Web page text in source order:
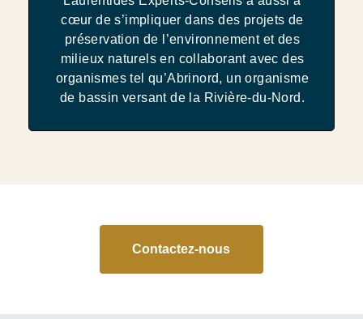
cœur de s’impliquer dans des projets de
préservation de l’environnement et des
milieux naturels en collaborant avec des
organismes tel qu’Abrinord, un organisme
de bassin versant de la Rivière-du-Nord.
Contactez-nous